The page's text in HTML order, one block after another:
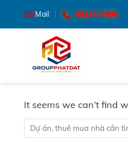
Mail 0931737898
It seems we can’t find